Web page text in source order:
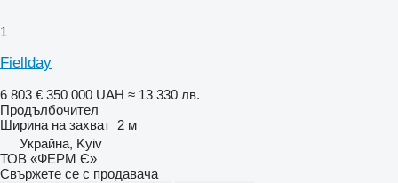
1
Fiellday
6 803 € 350 000 UAH ≈ 13 330 лв.
Продълбочител
Ширина на захват 2 м
Украйна, Kyiv
ТОВ «ФЕРМ Є»
Свържете се с продавача